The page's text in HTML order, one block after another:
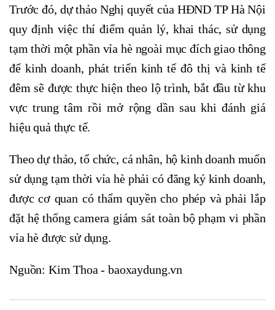
Trước đó, dự thảo Nghị quyết của HĐND TP Hà Nội
quy định việc thí điểm quản lý, khai thác, sử dụng
tạm thời một phần vỉa hè ngoài mục đích giao thông
để kinh doanh, phát triển kinh tế đô thị và kinh tế
đêm sẽ được thực hiện theo lộ trình, bắt đầu từ khu
vực trung tâm rồi mở rộng dần sau khi đánh giá
hiệu quả thực tế.
Theo dự thảo, tổ chức, cá nhân, hộ kinh doanh muốn
sử dụng tạm thời vỉa hè phải có đăng ký kinh doanh,
được cơ quan có thẩm quyền cho phép và phải lắp
đặt hệ thống camera giám sát toàn bộ phạm vi phần
vỉa hè được sử dụng.
Nguồn: Kim Thoa - baoxaydung.vn